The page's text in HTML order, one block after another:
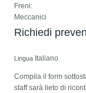
Freni:
Meccanici
Richiedi
Lingua Italiano
Compila il form
staff sarà lieto di